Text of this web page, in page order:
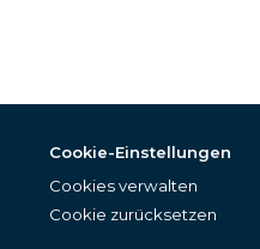
Cookie-Einstellungen
Cookies verwalten
Cookie zurücksetzen